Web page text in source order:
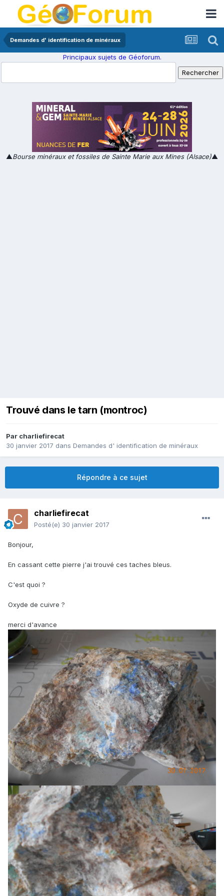
Demandes d' identification de minéraux
Principaux sujets de Géoforum.
▲Bourse minéraux et fossiles de Sainte Marie aux Mines (Alsace)▲
Trouvé dans le tarn (montroc)
Par charliefirecat
30 janvier 2017 dans Demandes d' identification de minéraux
Répondre à ce sujet
charliefirecat
Posté(e) 30 janvier 2017
Bonjour,
En cassant cette pierre j'ai trouvé ces taches bleus.
C'est quoi ?
Oxyde de cuivre ?
merci d'avance